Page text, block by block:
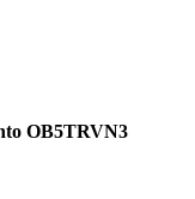
OB5TRVN3